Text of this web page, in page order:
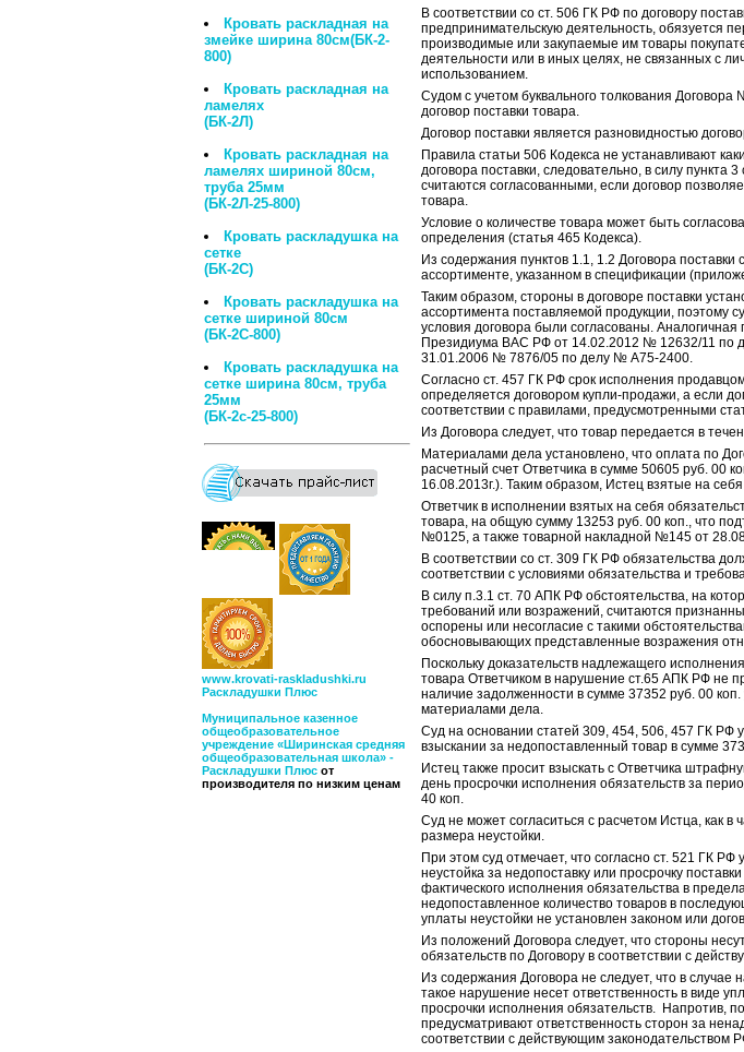
Кровать раскладная на
змейке ширина 80см(БК-2-
800)
Кровать раскладная на
ламелях
(БК-2Л)
Кровать раскладная на
ламелях шириной 80см,
труба 25мм
(БК-2Л-25-800)
Кровать раскладушка на
сетке
(БК-2С)
Кровать р аскладушка на
сетке шириной 80см
(БК-2С-800)
Кровать раскладушка на
сетке ширина 80см, труба
25мм
(БК-2с-25-800)
www.krovati-raskladushki.ru
Раскладушки Плюс
Муниципальное казенное
общеобразовательное
учреждение «Ширинская средняя
общеобразовательная школа» -
Раскладушки Плюс от
производителя по низким ценам
В соответствии со ст. 506 ГК РФ по договору
предпринимательскую деятельность, обязуется
производимые или закупаемые им товары
деятельности или в иных целях, не связанных с
использованием.
Судом с учетом буквального толкования
договор поставки товара.
Договор поставки является разновидностью
Правила статьи 506 Кодекса не устанавливают
договора поставки, следовательно, в силу пункта 3
считаются согласованными, если договор
товара.
Условие о количестве товара может быть
определения (статья 465 Кодекса).
Из содержания пунктов 1.1, 1.2 Договора поставки
ассортименте, указанном в спецификации
Таким образом, стороны в договоре поставки
ассортимента поставляемой продукции, поэтому
условия договора были согласованы.
Президиума ВАС РФ от 14.02.2012 № 12632/11
31.01.2006 № 7876/05 по делу № А75-2400.
Согласно ст. 457 ГК РФ срок исполнения
определяется договором купли-продажи, а если
соответствии с правилами, предусмотренными
Из Договора следует, что товар передается в
Материалами дела установлено, что оплата по
расчетный счет Ответчика в сумме 50605 руб. 00
16.08.2013г.). Таким образом, Истец взятые на
Ответчик в исполнении взятых на себя
товара, на общую сумму 13253 руб. 00 коп., что
№0125, а также товарной накладной №145 от
В соответствии со ст. 309 ГК РФ обязательства
соответствии с условиями обязательства и
В силу п.3.1 ст. 70 АПК РФ обстоятельства, на
требований или возражений, считаются
оспорены или несогласие с такими
обосновывающих представленные возражения
Поскольку доказательств надлежащего
товара Ответчиком в нарушение ст.65 АПК РФ не
наличие задолженности в сумме 37352 руб. 00
материалами дела.
Суд на основании статей 309, 454, 506, 457 ГК РФ
взыскании за недопоставленный товар в сумме
Истец также просит взыскать с Ответчика
день просрочки исполнения обязательств за
40 коп.
Суд не может согласиться с расчетом Истца, как в
размера неустойки.
При этом суд отмечает, что согласно ст. 521 ГК РФ
неустойка за недопоставку или просрочку
фактического исполнения обязательства в
недопоставленное количество товаров в
уплаты неустойки не установлен законом или
Из положений Договора следует, что стороны
обязательств по Договору в соответствии с
Из содержания Договора не следует, что в
такое нарушение несет ответственность в виде
просрочки исполнения обязательств. Напротив,
предусматривают ответственность сторон за
соответствии с действующим законодательством